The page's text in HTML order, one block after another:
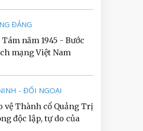
ĐẢNG
năm 1945 - Bước
mạng Việt Nam
- ĐỐI NGOẠI
vệ Thành cổ Quảng Trị
độc lập, tự do của